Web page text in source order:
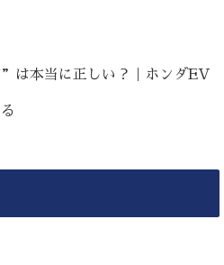
は本当に正しい？｜ホンダEV